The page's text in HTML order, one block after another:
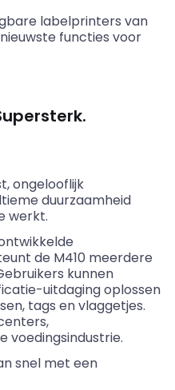
labelprinters van
functies voor
ongelooflijk
duurzaamheid
werkt.
de M410 meerdere
kunnen
uitdaging oplossen
tags en vlaggetjes.
voedingsindustrie.
snel met een